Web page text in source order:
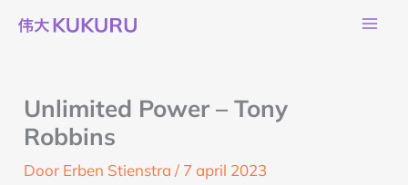
naar
Unlimited Power – Tony
Robbins
Door Erben Stienstra/ 7 april 2023